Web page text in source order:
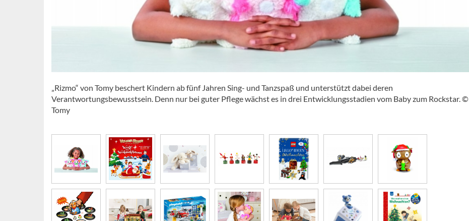
„Rizmo“ von Tomy beschert Kindern ab fünf Jahren Sing- und Tanzspaß und unterstützt dabei deren
Verantwortungsbewusstsein. Denn nur bei guter Pflege wächst es in drei Entwicklungsstadien vom Baby zum Rockstar. ©
Tomy